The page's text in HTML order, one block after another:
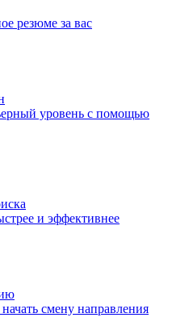
резюме за вас
уровень с помощью
и эффективнее
смену направления